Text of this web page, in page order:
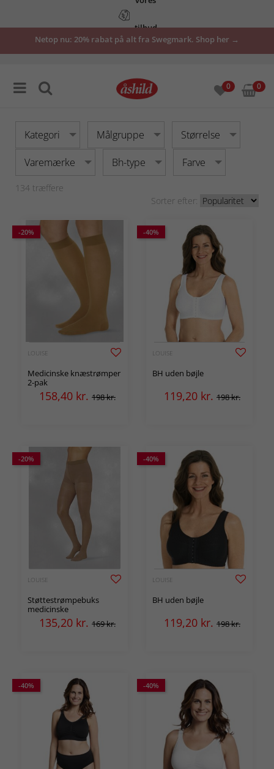
tilbud
her
Netop nu: 20% rabat på alt fra Swegmark. Shop her →
0 0
Kategori Målgruppe Størrelse
Varemærke Bh-type Farve
134 træffere
Sorter efter:
-20%
LOUISE
Medicinske knæstrømper
2-pak
158,40 kr. 198 kr.
-40%
LOUISE
BH uden bøjle
119,20 kr. 198 kr.
-20%
LOUISE
Støttestrømpebuks
medicinske
135,20 kr. 169 kr.
-40%
LOUISE
BH uden bøjle
119,20 kr. 198 kr.
-40% -40%